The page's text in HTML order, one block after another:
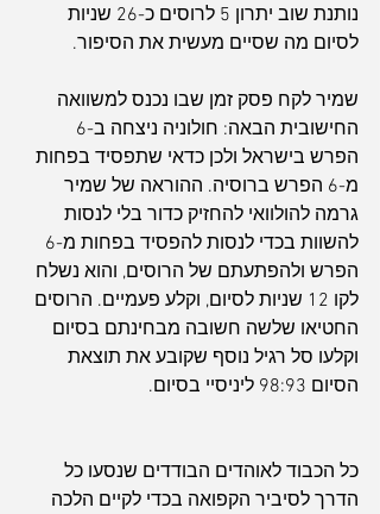
ארכיון
נותנת שוב יתרון 5 לרוסים כ-26 שניות
לסיום מה שסיים מעשית את הסיפור.
שמיר לקח פסק זמן שבו נכנס למשוואה
הפרש בישראל ולכן כדאי שתפסיד בפחות
מ-6 הפרש ברוסיה. ההוראה של שמיר
גרמה להולוואי להחזיק כדור בלי לנסות
הפרש ולהפתעתם של הרוסים, והוא נשלח
לקו 12 שניות לסיום, וקלע פעמיים. הרוסים
החטיאו שלשה חשובה מבחינתם בסיום
וקלעו סל רגיל נוסף שקובע את תוצאת
הסיום 98:93 ליניסיי בסיום.
כל הכבוד לאוהדים הבודדים שנסעו כל
הדרך לסיביר הקפואה בכדי לקיים הלכה